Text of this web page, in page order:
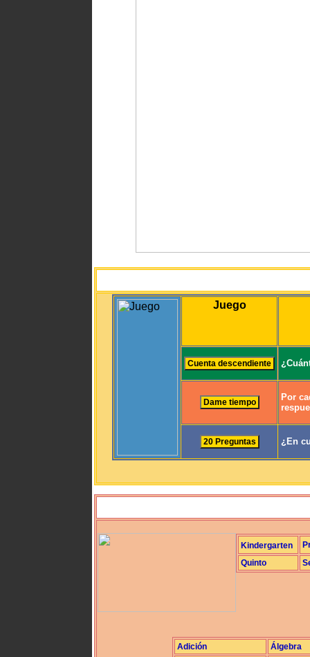
Juego
Por
¿En
Kindergarten
Quinto
Adición
Álgebra